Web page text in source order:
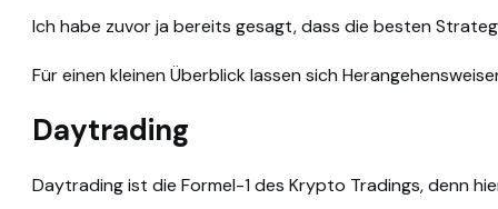
Ich habe zuvor ja bereits gesagt, dass die besten
Für einen kleinen Überblick lassen sich
Daytrading
Daytrading ist die Formel-1 des Krypto Tradings, denn